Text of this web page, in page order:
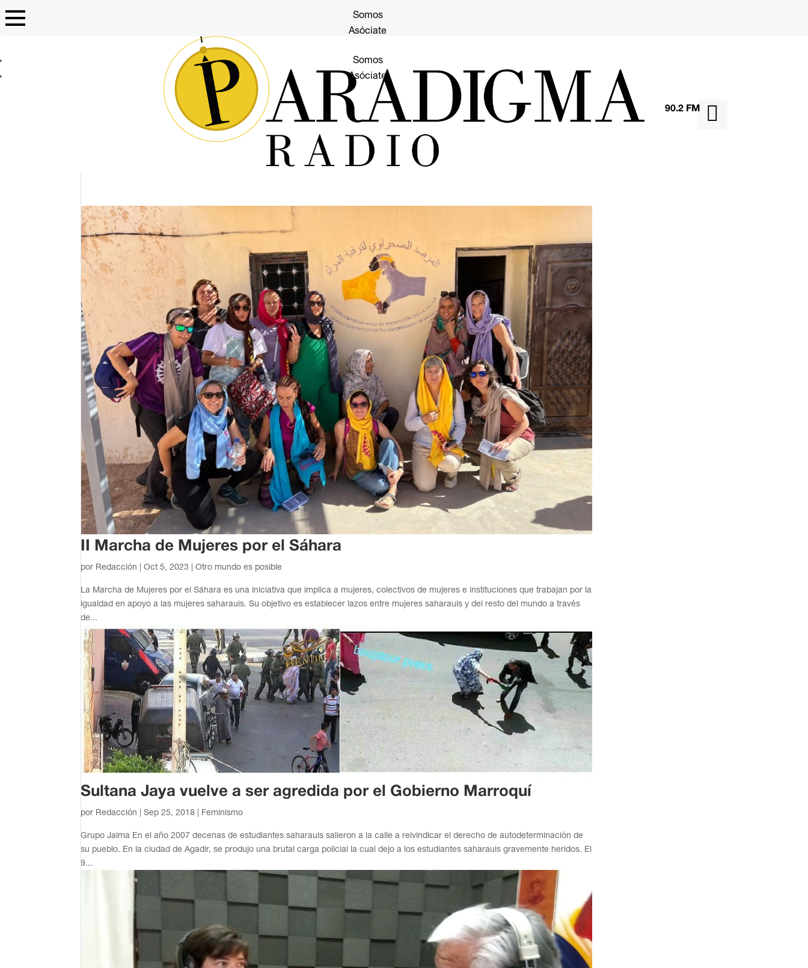
Somos
Asóciate
Somos
Asóciate

90.2 FM
II Marcha de Mujeres por el Sáhara
por Redacción |Oct 5, 2023 |Otro mundo es posible
La Marcha de Mujeres por el Sáhara es una iniciativa que implica a mujeres, colectivos de mujeres e instituciones que trabajan por la
igualdad en apoyo a las mujeres saharauis. Su objetivo es establecer lazos entre mujeres saharauis y del resto del mundo a través
de...
Sultana Jaya vuelve a ser agredida por el Gobierno Marroquí
por Redacción |Sep 25, 2018 Feminismo
Grupo Jaima En el año 2007 decenas de estudiantes saharauis salieron a la calle a reivindicar el derecho de autodeterminación de
su pueblo. En la ciudad de Agadir, se produjo una brutal carga policial la cual dejo a los estudiantes saharauis gravemente heridos. El
9...